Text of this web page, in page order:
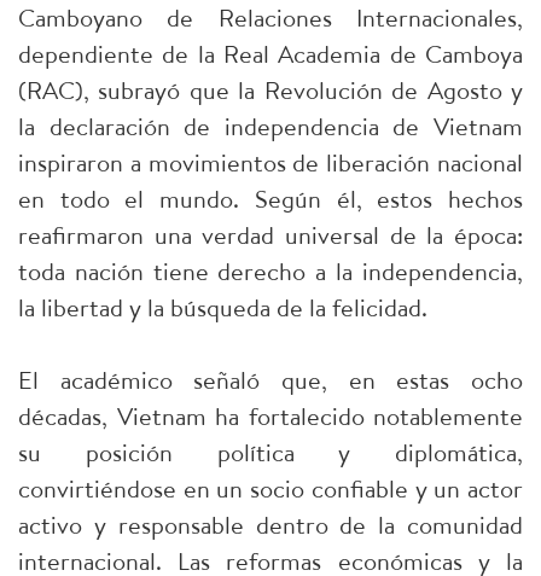
Camboyano de Relaciones Internacionales,
dependiente de la Real Academia de Camboya
(RAC), subrayó que la Revolución de Agosto y
la declaración de independencia de Vietnam
inspiraron a movimientos de liberación nacional
en todo el mundo. Según él, estos hechos
reafirmaron una verdad universal de la época:
toda nación tiene derecho a la independencia,
la libertad y la búsqueda de la felicidad.
El académico señaló que, en estas ocho
décadas, Vietnam ha fortalecido notablemente
su posición política y diplomática,
convirtiéndose en un socio confiable y un actor
activo y responsable dentro de la comunidad
internacional. Las reformas económicas y la